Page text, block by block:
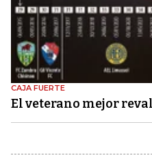
CAJA FUERTE
El veterano mejor